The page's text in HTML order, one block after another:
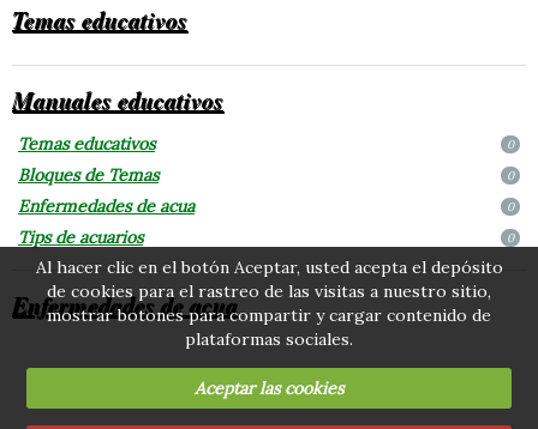
Temas educativos
Manuales educativos
Temas educativos 0
Bloques de Temas 0
Enfermedades de acua 0
Tips de acuarios 0
Enfermedades de acua
Al hacer clic en el botón Aceptar, usted acepta el depósito
de cookies para el rastreo de las visitas a nuestro sitio,
mostrar botones para compartir y cargar contenido de
plataformas sociales.
Aceptar las cookies